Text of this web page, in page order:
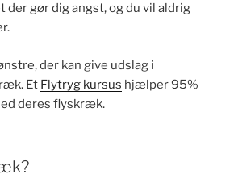
der gør dig angst, og du vil aldrig
der kan give udslag i
Et Flytryg kursus hjælper 95%
deres flyskræk.